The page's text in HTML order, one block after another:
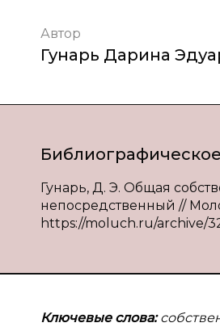
Автор
Гунарь Дарина
Гунарь, Д. Э. Общая
непосредственный //
https://moluch.ru/archive/
Ключевые слова: